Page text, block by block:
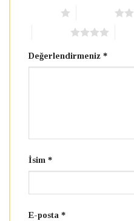
Değerlendirmeniz *
İsim *
E-posta *